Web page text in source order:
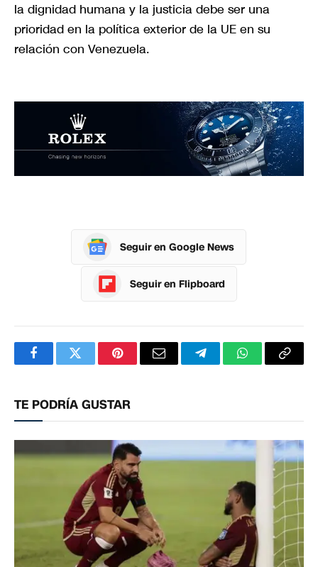
la dignidad humana y la justicia debe ser una
prioridad en la política exterior de la UE en su
relación con Venezuela.
Seguir en Google News
Seguir en Flipboard
FacebookTwitterPinterestCorreoTelegramWhatsApp
TE PODRÍA GUSTAR